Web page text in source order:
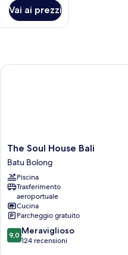
Vai ai prezzi
The
Soul
House
Bali
Batu
Bolong
The Soul House Bali
Batu Bolong
Piscina
Trasferimento
aeroportuale
Cucina
Parcheggio gratuito
9.0
su
9,0 Meraviglioso
124 recensioni
The Soul House Bali